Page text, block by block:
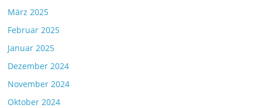
März 2025
Februar 2025
Januar 2025
Dezember 2024
November 2024
Oktober 2024